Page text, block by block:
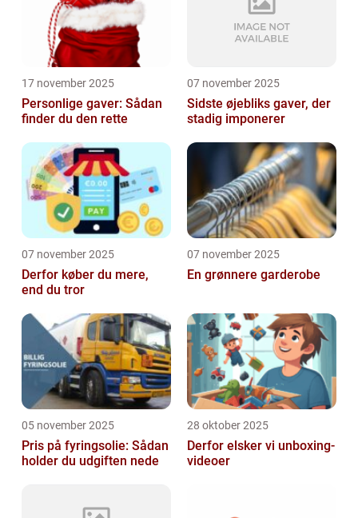
17 november 2025
Personlige gaver: Sådan
finder du den rette
07 november 2025
Sidste øjebliks gaver, der
stadig imponerer
07 november 2025
Derfor køber du mere,
end du tror
07 november 2025
En grønnere garderobe
05 november 2025
Pris på fyringsolie: Sådan
holder du udgiften nede
28 oktober 2025
Derfor elsker vi unboxing-
videoer